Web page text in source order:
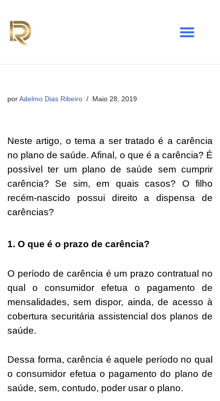
Avançar
para
por Adelmo Dias Ribeiro Maio 28, 2019
Neste artigo, o tema a ser tratado é a carência
no plano de saúde. Afinal, o que é a carência? É
possível ter um plano de saúde sem cumprir
carência? Se sim, em quais casos? O filho
recém-nascido possui direito a dispensa de
carências?
1. O que é o prazo de carência?
O período de carência é um prazo contratual no
qual o consumidor efetua o pagamento de
mensalidades, sem dispor, ainda, de acesso à
cobertura securitária assistencial dos planos de
saúde.
Dessa forma, carência é aquele período no qual
o consumidor efetua o pagamento do plano de
saúde, sem, contudo, poder usar o plano.